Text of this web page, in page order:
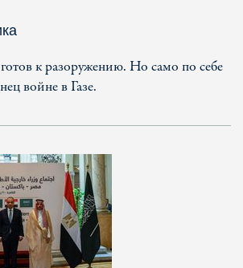
к разоружению. Но само по себе
войне в Газе.